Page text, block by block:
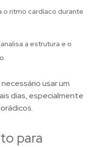
o ritmo cardíaco durante
analisa a estrutura e o
usar um
dias, especialmente
para